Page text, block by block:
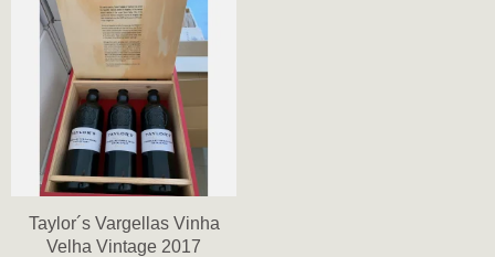
Taylor´s Vargellas Vinha
Velha Vintage 2017